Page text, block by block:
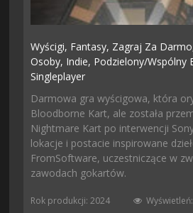
Wyścigi, Fantasy, Zagraj Za
Osoby, Indie, Podzielony/wspólny
Singleplayer
Darmowa gra wyścigowa, która
Bloodborne Kart, ale została
Nightmare Kart po interwencji
lokacje i postacie inspirowane
FromSoftware, uczestniczące w
zawodach gokartów.
Rok produkcji: 2024